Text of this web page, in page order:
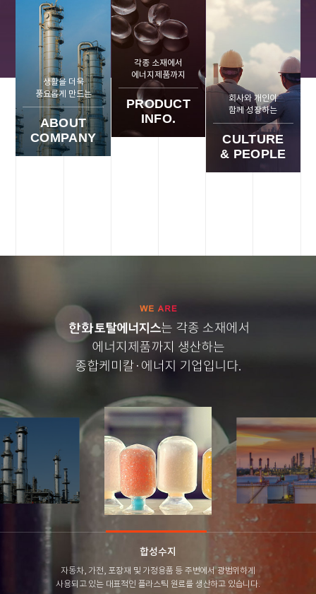
생활을 더욱
풍요롭게 만드는
ABOUT
COMPANY
각종 소재에서
에너지제품까지
PRODUCT
INFO.
회사와 개인이
함께 성장하는
CULTURE
& PEOPLE
합성수지
자동차, 가전, 포장재 및 가정용품 등 주변에서 광범위하게
사용되고 있는 대표적인 플라스틱 원료를 생산하고 있습니다.